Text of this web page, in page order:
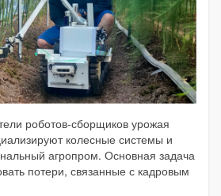
роботов-сборщиков урожая
колесные системы и
агропром. Основная задача
потери, связанные с кадровым